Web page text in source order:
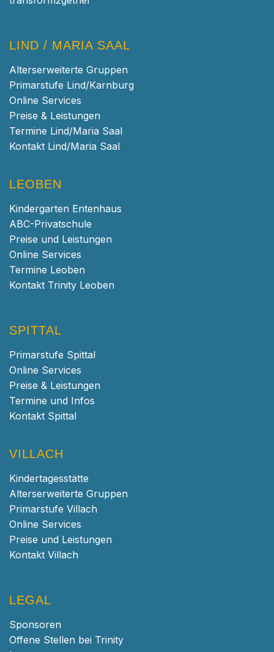
LIND / MARIA SAAL
Alterserweiterte Gruppen
Primarstufe Lind/Karnburg
Online Services
Preise & Leistungen
Termine Lind/Maria Saal
Kontakt Lind/Maria Saal
LEOBEN
Kindergarten Entenhaus
ABC-Privatschule
Preise und Leistungen
Online Services
Termine Leoben
Kontakt Trinity Leoben
SPITTAL
Primarstufe Spittal
Online Services
Preise & Leistungen
Termine und Infos
Kontakt Spittal
VILLACH
Kindertagesstätte
Alterserweiterte Gruppen
Primarstufe Villach
Online Services
Preise und Leistungen
Kontakt Villach
LEGAL
Sponsoren
Offene Stellen bei Trinity